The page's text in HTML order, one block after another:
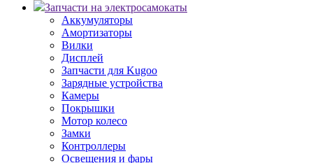
Запчасти на электросамокаты
Аккумуляторы
Амортизаторы
Вилки
Дисплей
Запчасти для Kugoo
Зарядные устройства
Камеры
Покрышки
Мотор колесо
Замки
Контроллеры
Освещения и фары